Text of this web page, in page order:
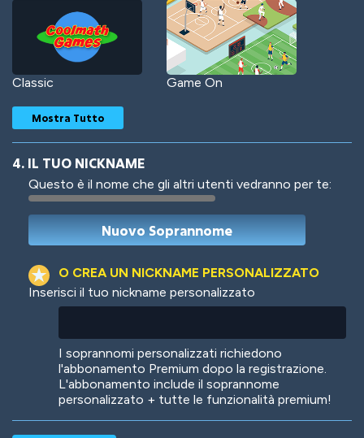
Classic Game On
Woof Jungle Cats
Mostra Tutto
4. IL TUO NICKNAME
Questo è il nome che gli altri utenti vedranno per te:
O CREA UN NICKNAME PERSONALIZZATO
Inserisci il tuo nickname personalizzato
I soprannomi personalizzati richiedono
l'abbonamento Premium dopo la registrazione.
L'abbonamento include il soprannome
personalizzato + tutte le funzionalità premium!